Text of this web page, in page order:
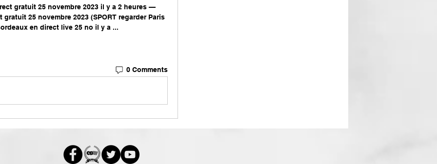
gratuit 25 novembre 2023 il y a 2 heures —
25 novembre 2023 (SPORT regarder Paris
en direct live 25 no il y a ...
0 Comments